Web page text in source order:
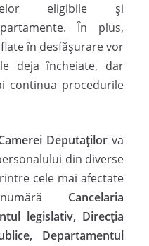
eligibile și
În plus,
în desfășurare vor
deja încheiate, dar
continua procedurile
Deputațilorva
din diverse
cele mai afectate
Cancelaria
legislativ, Direcția
Departamentul